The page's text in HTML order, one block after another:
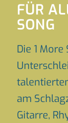
FÜR
SONG
Die 1
am
Gitarre,